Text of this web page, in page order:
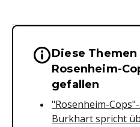
Wichtige
Diese Themen
Rosenheim-
gefallen
"Rosenheim-
Burkhart spricht